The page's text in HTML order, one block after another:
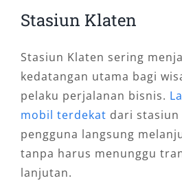
Stasiun Klaten
Stasiun Klaten sering
kedatangan utama bagi
pelaku perjalanan bisnis.
mobil terdekat dari
pengguna langsung
tanpa harus menunggu
lanjutan.